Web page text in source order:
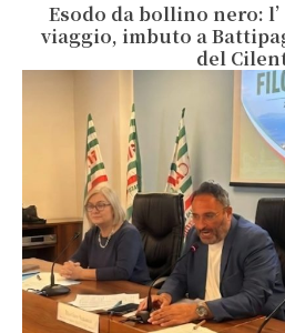
Esodo da bollino nero:
viaggio, imbuto a
del